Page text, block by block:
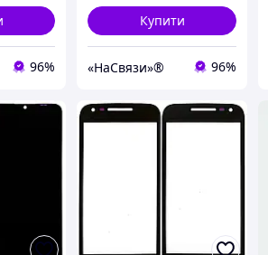
96%
Купити
«НаСвязи»® 96%